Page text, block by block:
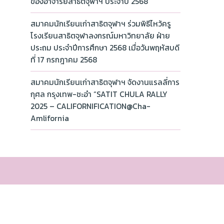
สมาคมนักเรียนเก่าสาธิตจุฬาฯ ร่วมพิธีไหว้ครู
โรงเรียนสาธิตจุฬาลงกรณ์มหาวิทยาลัย ฝ่าย
ประถม ประจำปีการศึกษา 2568 เมื่อวันพฤหัสบดี
ที่ 17 กรกฎาคม 2568
สมาคมนักเรียนเก่าสาธิตจุฬาฯ จัดงานแรลลี่การ
กุศล กรุงเทพ-ชะอำ “SATIT CHULA RALLY
2025 – CALIFORNIFICATION@Cha-
Amlifornia